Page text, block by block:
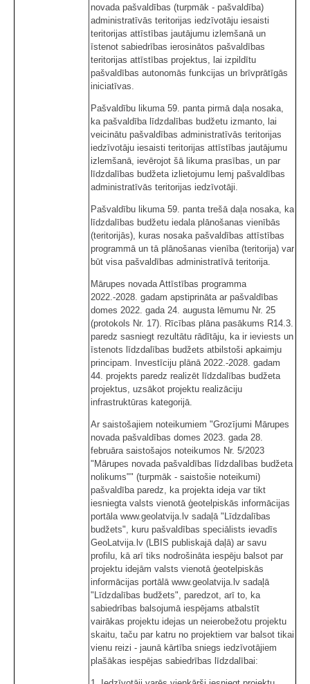
novada pašvaldības (turpmāk - pašvaldība)
administratīvās teritorijas iedzīvotāju iesaisti
teritorijas attīstības jautājumu izlemšanā un
īstenot sabiedrības ierosinātos pašvaldības
teritorijas attīstības projektus, lai izpildītu
pašvaldības autonomās funkcijas un brīvprātīgās
iniciatīvas.
Pašvaldību likuma 59. panta pirmā daļa nosaka,
ka pašvaldība līdzdalības budžetu izmanto, lai
veicinātu pašvaldības administratīvās teritorijas
iedzīvotāju iesaisti teritorijas attīstības jautājumu
izlemšanā, ievērojot šā likuma prasības, un par
līdzdalības budžeta izlietojumu lemj pašvaldības
administratīvās teritorijas iedzīvotāji.
Pašvaldību likuma 59. panta trešā daļa nosaka, ka
līdzdalības budžetu iedala plānošanas vienībās
(teritorijās), kuras nosaka pašvaldības attīstības
programmā un tā plānošanas vienība (teritorija) var
būt visa pašvaldības administratīvā teritorija.
Mārupes novada Attīstības programma
2022.-2028. gadam apstiprināta ar pašvaldības
domes 2022. gada 24. augusta lēmumu Nr. 25
(protokols Nr. 17). Rīcības plāna pasākums R14.3.
paredz sasniegt rezultātu rādītāju, ka ir ieviests un
īstenots līdzdalības budžets atbilstoši apkaimju
principam. Investīciju plānā 2022.-2028. gadam
44. projekts paredz realizēt līdzdalības budžeta
projektus, uzsākot projektu realizāciju
infrastruktūras kategorijā.
Ar saistošajiem noteikumiem "Grozījumi Mārupes
novada pašvaldības domes 2023. gada 28.
februāra saistošajos noteikumos Nr. 5/2023
"Mārupes novada pašvaldības līdzdalības budžeta
nolikums"" (turpmāk - saistošie noteikumi)
pašvaldība paredz, ka projekta ideja var tikt
iesniegta valsts vienotā ģeotelpiskās informācijas
portāla www.geolatvija.lv sadaļā "Līdzdalības
budžets", kuru pašvaldības speciālists ievadīs
GeoLatvija.lv (LBIS publiskajā daļā) ar savu
profilu, kā arī tiks nodrošināta iespēju balsot par
projektu idejām valsts vienotā ģeotelpiskās
informācijas portālā www.geolatvija.lv sadaļā
"Līdzdalības budžets", paredzot, arī to, ka
sabiedrības balsojumā iespējams atbalstīt
vairākas projektu idejas un neierobežotu projektu
skaitu, taču par katru no projektiem var balsot tikai
vienu reizi - jaunā kārtība sniegs iedzīvotājiem
plašākas iespējas sabiedrības līdzdalībai: